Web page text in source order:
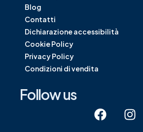
Blog
Contatti
Dichiarazione accessibilità
Cookie Policy
Privacy Policy
Condizioni di vendita
Follow us